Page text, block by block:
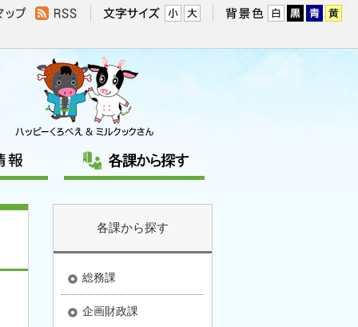
各課から探す
総務課
企画財政課